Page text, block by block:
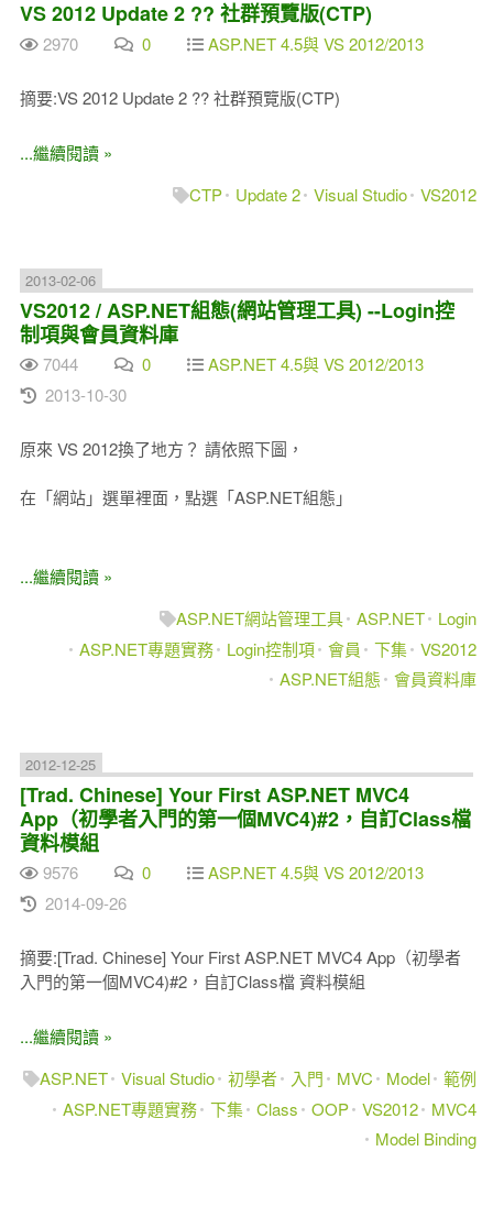
VS 2012 Update 2 ?? 社群預覽版(CTP)
2970 0 ASP.NET 4.5與 VS 2012/2013
摘要:VS 2012 Update 2 ?? 社群預覽版(CTP)
...繼續閱讀 »
CTP
Update 2 Visual Studio VS2012
2013-02-06
VS2012 / ASP.NET組態(網站管理工具) --Login控
制項與會員資料庫
7044 0
ASP.NET 4.5與 VS 2012/2013
2013-10-30
原來 VS 2012換了地方？ 請依照下圖，
在「網站」選單裡面，點選「ASP.NET組態」
...繼續閱讀 »
ASP.NET網站管理工具 ASP.NET
Login
ASP.NET專題實務
Login控制項 會員 下集 VS2012
ASP.NET組態
會員資料庫
2012-12-25
[Trad. Chinese] Your First ASP.NET MVC4
App（初學者入門的第一個MVC4)#2，自訂Class檔
資料模組
9576 0
ASP.NET 4.5與 VS 2012/2013
2014-09-26
摘要:[Trad. Chinese] Your First ASP.NET MVC4 App（初學者
入門的第一個MVC4)#2，自訂Class檔 資料模組
...繼續閱讀 »
ASP.NET Visual Studio 初學者 入門 MVC Model 範例
ASP.NET專題實務 下集 Class OOP VS2012
MVC4
Model Binding